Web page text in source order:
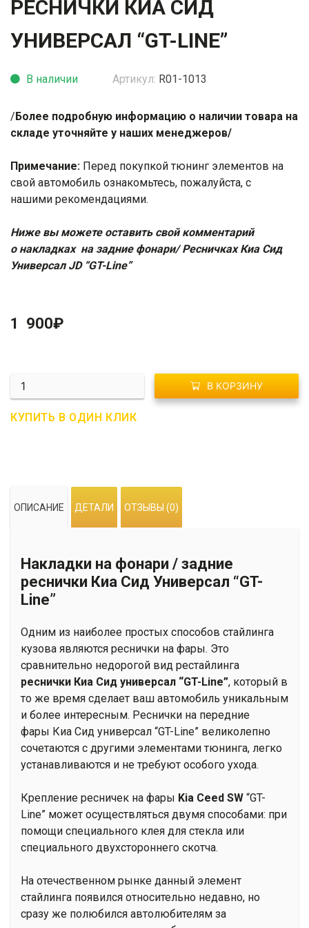
РЕСНИЧКИ КИА СИД
УНИВЕРСАЛ “GT-LINE”
Артикул: R01-1013
В наличии
/Более подробную информацию о наличии товара на
складе уточняйте у наших менеджеров/
Примечание: Перед покупкой тюнинг элементов на
свой автомобиль ознакомьтесь, пожалуйста, с
нашими рекомендациями.
Ниже вы можете оставить свой комментарий
о накладках на задние фонари/ Ресничках Киа Сид
Универсал JD “GT-Line”
1 900₽
Количество
R01-
1013
реснички
Универсал
"GT-
Line"
В КОРЗИНУ
КУПИТЬ В ОДИН КЛИК
ОПИСАНИЕ ДЕТАЛИ ОТЗЫВЫ (0)
Накладки на фонари / задние
реснички Киа Сид Универсал “GT-
Line”
Одним из наиболее простых способов стайлинга
кузова являются реснички на фары. Это
сравнительно недорогой вид рестайлинга
реснички Киа Сид универсал “GT-Line”, который в
то же время сделает ваш автомобиль уникальным
и более интересным. Реснички на передние
фары Киа Сид универсал “GT-Line” великолепно
сочетаются с другими элементами тюнинга, легко
устанавливаются и не требуют особого ухода.
Крепление ресничек на фары Kia Ceed SW “GT-
Line” может осуществляться двумя способами: при
помощи специального клея для стекла или
специального двухстороннего скотча.
На отечественном рынке данный элемент
стайлинга появился относительно недавно, но
сразу же полюбился автолюбителям за